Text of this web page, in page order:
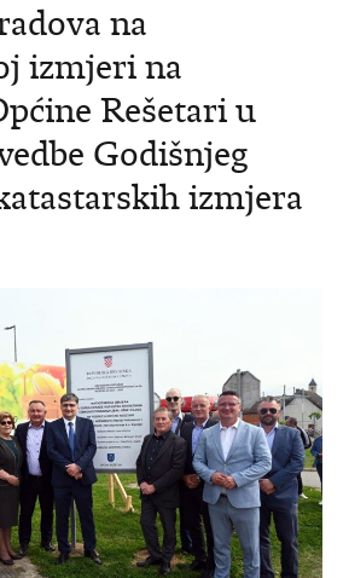
na
izmjeri na
Rešetari u
Godišnjeg
izmjera